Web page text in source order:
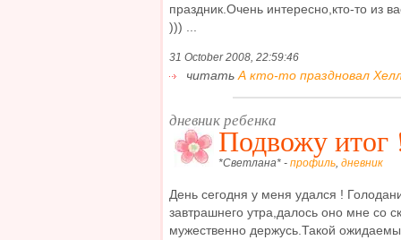
праздник.Очень интересно,кто-то из
))) ...
31 October 2008, 22:59:46
читать А кто-то праздновал
дневник ребенка
Подвожу
*Светлана* - профиль, дневник
День сегодня у меня удался !
завтрашнего утра,далось оно мне со
мужественно держусь.Такой